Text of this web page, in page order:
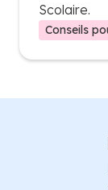
Scolaire.
Conseils